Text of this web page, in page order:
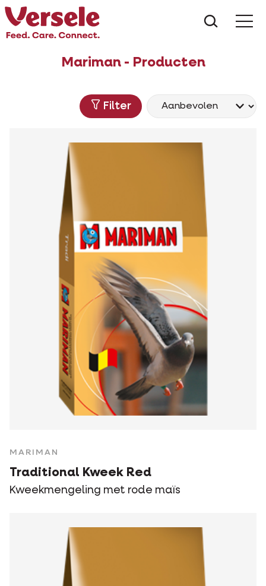
Mariman - Producten
Filter
MARIMAN
Traditional Kweek Red
Kweekmengeling met rode maïs